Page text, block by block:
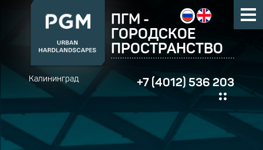
ПГМ -
ГОРОДСКОЕ
ПРОСТРАНСТВО
Калининград +7 (4012) 536 203